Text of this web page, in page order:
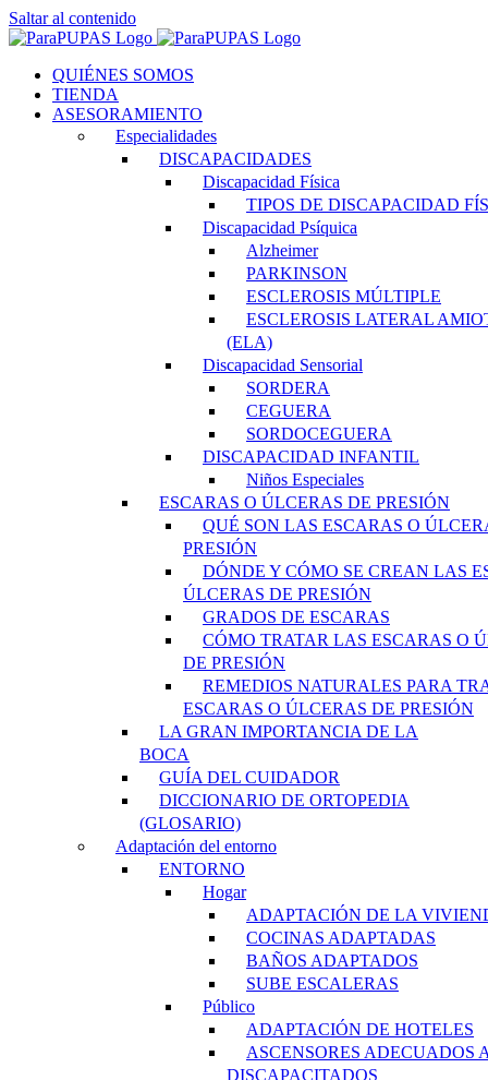
Saltar al contenido
QUIÉNES SOMOS
TIENDA
ASESORAMIENTO
Especialidades
DISCAPACIDADES
Discapacidad Física
TIPOS DE DISCAPACIDAD
Discapacidad Psíquica
Alzheimer
PARKINSON
ESCLEROSIS MÚLTIPLE
ESCLEROSIS LATERAL
(ELA)
Discapacidad Sensorial
SORDERA
CEGUERA
SORDOCEGUERA
DISCAPACIDAD INFANTIL
Niños Especiales
ESCARAS O ÚLCERAS DE PRESIÓN
QUÉ SON LAS ESCARAS O
PRESIÓN
DÓNDE Y CÓMO SE CREAN LAS
ÚLCERAS DE PRESIÓN
GRADOS DE ESCARAS
CÓMO TRATAR LAS ESCARAS O
DE PRESIÓN
REMEDIOS NATURALES PARA
ESCARAS O ÚLCERAS DE PRESIÓN
LA GRAN IMPORTANCIA DE LA
BOCA
GUÍA DEL CUIDADOR
DICCIONARIO DE ORTOPEDIA
(GLOSARIO)
Adaptación del entorno
ENTORNO
Hogar
ADAPTACIÓN DE LA
COCINAS ADAPTADAS
BAÑOS ADAPTADOS
SUBE ESCALERAS
Público
ADAPTACIÓN DE HOTELES
ASCENSORES ADECUADOS
DISCAPACITADOS